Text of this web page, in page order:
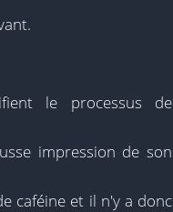
le processus de
impression de son
caféine et il n'y a donc